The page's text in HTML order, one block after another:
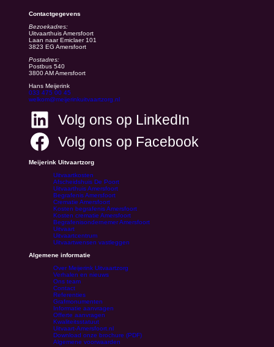
Contactgegevens
Bezoekadres:
Uitvaarthuis Amersfoort
Laan naar Emiclaer 101
3823 EG Amersfoort
Postadres:
Postbus 540
3800 AM Amersfoort
Hans Meijerink
033 475 00 45
welkom@meijerinkuitvaartzorg.nl
Volg ons op LinkedIn
Volg ons op Facebook
Meijerink Uitvaartzorg
Uitvaartkosten
Afscheidshuis De Poort
Uitvaarthuis Amersfoort
Begrafenis Amersfoort
Crematie Amersfoort
Kosten begrafenis Amersfoort
Kosten crematie Amersfoort
Begrafenisondernemer Amersfoort
Uitvaart
Uitvaartcentrum
Uitvaartwensen vastleggen
Algemene informatie
Over Meijerink Uitvaartzorg
Verhalen en nieuws
Ons team
Contact
Referenties
Grafmonumenten
Informatie aanvragen
Offerte aanvragen
Kwaliteitsstatuut
Uitvaart-Amersfoort.nl
Download onze brochure (PDF)
Algemene voorwaarden